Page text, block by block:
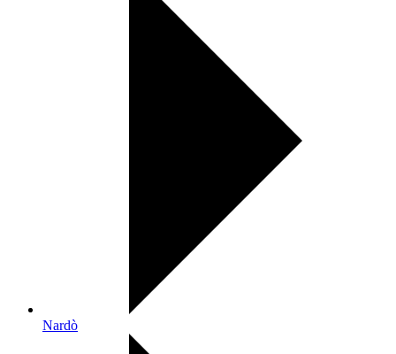
Nardò